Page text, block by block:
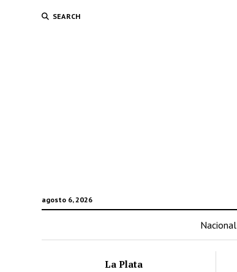
SEARCH
agosto 6, 2026
Nacional
La Plata